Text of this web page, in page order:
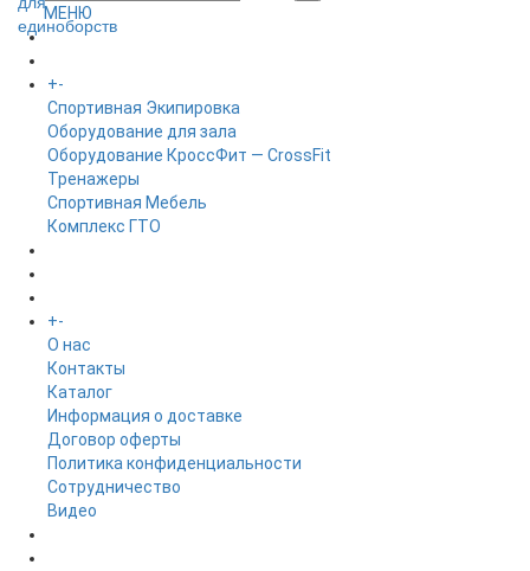
МЕНЮ
ГЛАВНАЯ
+-
Спортивная Экипировка
Оборудование для зала
Оборудование КроссФит — CrossFit
Тренажеры
Спортивная Мебель
Комплекс ГТО
+-
O нас
Контакты
Каталог
Информация о доставке
Договор оферты
Политика конфиденциальности
Сотрудничество
Видео